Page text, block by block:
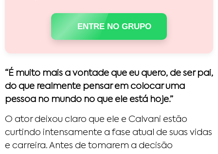
ENTRE NO GRUPO
“É muito mais a vontade que eu quero, de ser pai,
do que realmente pensar em colocar uma
pessoa no mundo no que ele está hoje.”
O ator deixou claro que ele e Calvani estão
curtindo intensamente a fase atual de suas vidas
e carreira. Antes de tomarem a decisão